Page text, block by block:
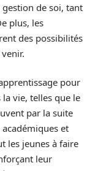
de soi, tant
plus, les
des possibilités
pour
la vie, telles que le
par la suite
et
les jeunes à faire
leur